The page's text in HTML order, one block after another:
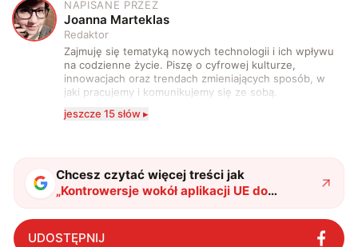
J
NAPISANE PRZEZ
Joanna Marteklas
Redaktor
Zajmuję się tematyką nowych technologii i ich wpływu
na codzienne życie. Piszę o cyfrowej kulturze,
innowacjach oraz trendach zmieniających sposób, w
jaki pracujemy i komunikujemy się ze sobą.
technologii a współczesną popkulturą. W wolnych
jeszcze 15 słów ▸
Chcesz czytać więcej treści jak
„Kontrowersje wokół aplikacji UE do
weryfikacji wieku. Czy to na pewno dobra
droga?"?
UDOSTĘPNIJ